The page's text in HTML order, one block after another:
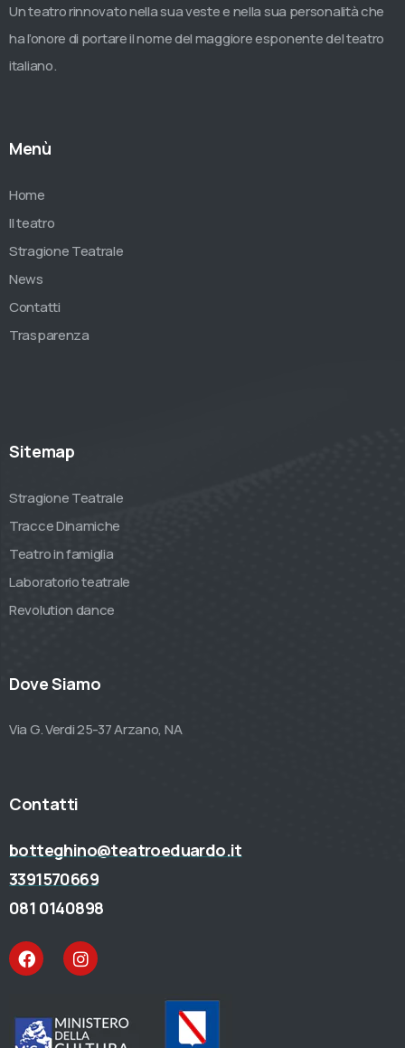
Un teatro rinnovato nella sua veste e nella sua personalità che
ha l’onore di portare il nome del maggiore esponente del teatro
italiano.
Menù
Home
Il teatro
Stragione Teatrale
News
Contatti
Trasparenza
Sitemap
Stragione Teatrale
Tracce Dinamiche
Teatro in famiglia
Laboratorio teatrale
Revolution dance
Dove Siamo
Via G. Verdi 25-37 Arzano, NA
Contatti
botteghino@teatroeduardo.it
3391570669
081 0140898